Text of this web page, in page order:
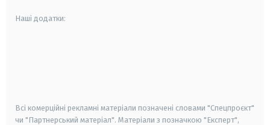
Наші додатки:
Всі комерційні рекламні матеріали позначені словами "Спецпроєкт"
чи "Партнерський матеріал". Матеріали з позначкою "Експерт",